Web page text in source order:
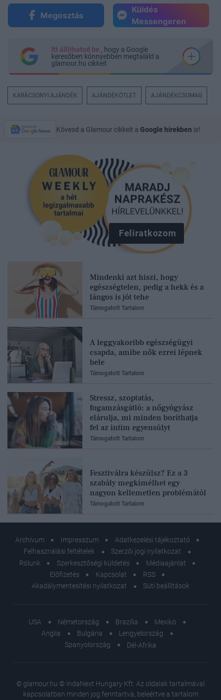
Megosztás
Küldés
Messengeren
Itt állíthatod be , hogy a Google
keresőben könnyebben megtaláld a
glamour.hu cikkeit
KARÁCSONYI AJÁNDÉK AJÁNDÉKÖTLET AJÁNDÉKCSOMAG
Kövesd a Glamour cikkeit a Google hírekben is!
Feliratkozom
Mindenki azt hiszi, hogy
egészségtelen, pedig a hekk és a
lángos is jót tehe
Támogatott Tartalom
A leggyakoribb egészségügyi
csapda, amibe nők ezrei lépnek
bele
Támogatott Tartalom
Stressz, szoptatás,
fogamzásgátló: a nőgyógyász
elárulja, mi minden boríthatja
fel az intim egyensúlyt
Támogatott Tartalom
Fesztiválra készülsz? Ez a 3
szabály megkímélhet egy
nagyon kellemetlen problémától
Támogatott Tartalom
Archívum Impresszum
Adatkezelési tájékoztató
Felhasználási feltételek
Szerzői jogi nyilatkozat
Rólunk
Szerkesztőségi küldetés
Médiaajánlat
Előfizetés
Kapcsolat
RSS
Akadálymentesítési nyilatkozat
Süti beállítások
USA Németország Brazília
Mexikó
Anglia
Bulgária
Lengyelország
Spanyolország
Dél-Afrika
© glamour.hu © IndaNext Hungary Kft. Az oldalak tartalmával
kapcsolatban minden jog fenntartva, beleértve a tartalom